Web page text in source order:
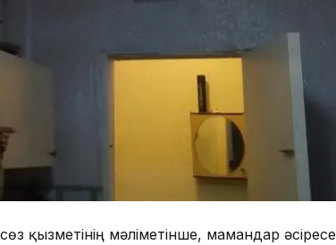
қызметінің мәліметінше, мамандар әсіресе